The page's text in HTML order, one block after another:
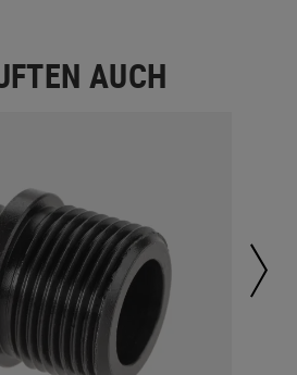
AUCH